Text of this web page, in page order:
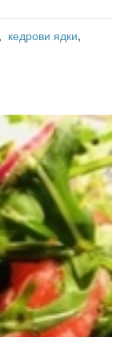
, кедрови ядки,